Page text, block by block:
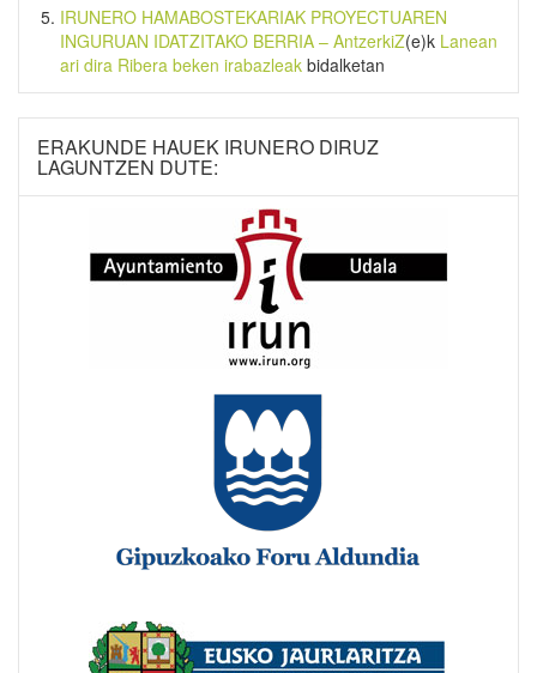
IRUNERO HAMABOSTEKARIAK PROYECTUAREN
INGURUAN IDATZITAKO BERRIA – AntzerkiZ(e)k Lanean
ari dira Ribera beken irabazleak bidalketan
ERAKUNDE HAUEK IRUNERO DIRUZ
LAGUNTZEN DUTE: